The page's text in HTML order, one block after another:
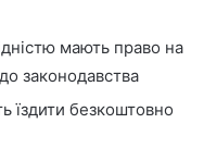
мають право на
законодавства
їздити безкоштовно